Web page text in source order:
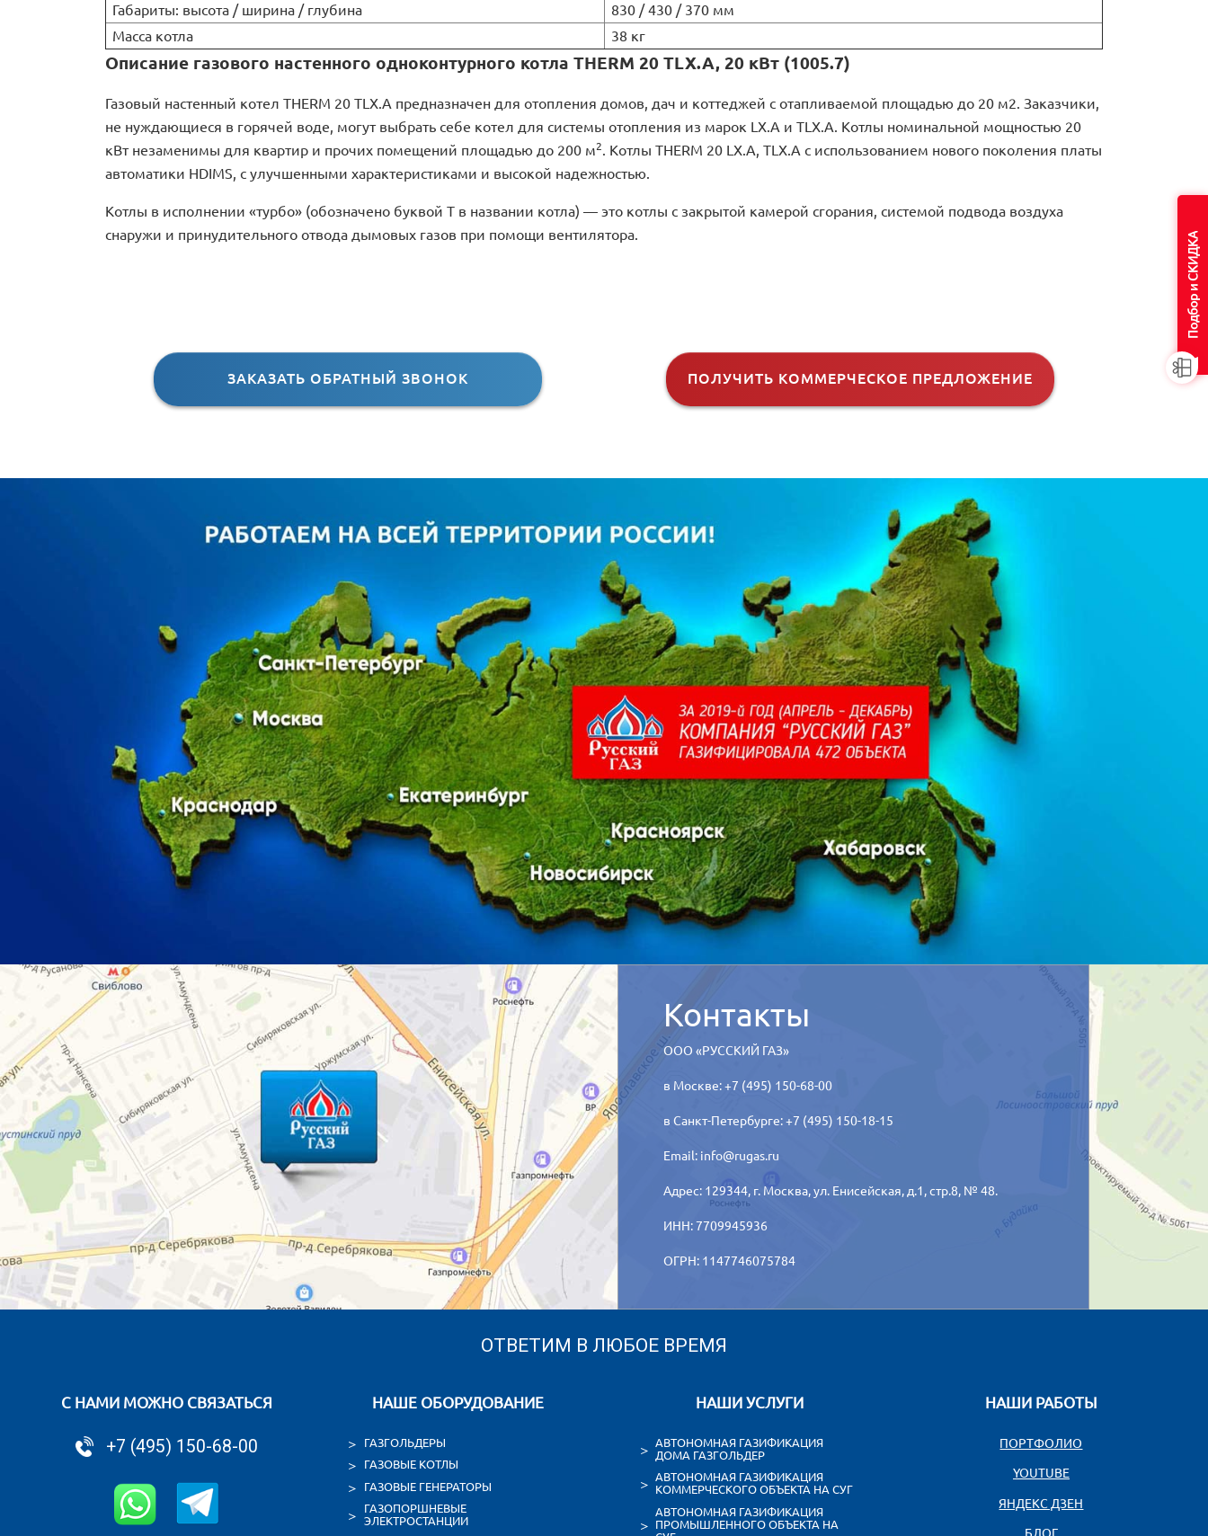
Габариты: высота / ширина / глубина
830 / 430 / 370 мм
Масса котла
38 кг
Описание газового настенного одноконтурного котла THERM 20 TLX.A, 20 кВт (1005.7)
Газовый настенный котел THERM 20 TLX.A предназначен для отопления домов, дач и коттеджей с отапливаемой площадью до 20 м2. Заказчики,
не нуждающиеся в горячей воде, могут выбрать себе котел для системы отопления из марок LX.A и TLX.A. Котлы номинальной мощностью 20
кВт незаменимы для квартир и прочих помещений площадью до 200 м2. Котлы THERM 20 LX.A, TLX.A с использованием нового поколения платы
автоматики HDIMS, с улучшенными характеристиками и высокой надежностью.
Котлы в исполнении «турбо» (обозначено буквой Т в названии котла) — это котлы с закрытой камерой сгорания, системой подвода воздуха
снаружи и принудительного отвода дымовых газов при помощи вентилятора.
ЗАКАЗАТЬ ОБРАТНЫЙ ЗВОНОК ПОЛУЧИТЬ КОММЕРЧЕСКОЕ ПРЕДЛОЖЕНИЕ
Контакты
ООО «РУССКИЙ ГАЗ»
в Москве: +7 (495) 150-68-00
в Санкт-Петербурге: +7 (495) 150-18-15
Email: info@rugas.ru
Адрес: 129344, г. Москва,ул. Енисейская, д.1, стр.8, № 48.
ИНН: 7709945936
ОГРН: 1147746075784
Подбор и СКИДКА